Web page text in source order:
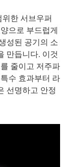
한 서브우퍼
으로 부드럽게
성된 공기의 소
만듭니다. 이것
줄이고 저주파
수 효과부터 라
선명하고 안정